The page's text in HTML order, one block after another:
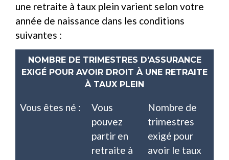
une retraite à taux plein varient selon votre
année de naissance dans les conditions
suivantes :
NOMBRE DE TRIMESTRES D'ASSURANCE
EXIGÉ POUR AVOIR DROIT À UNE RETRAITE
À TAUX PLEIN
Vous êtes né :
Vous
pouvez
partir en
retraite à
Nombre de
trimestres
exigé pour
avoir le taux